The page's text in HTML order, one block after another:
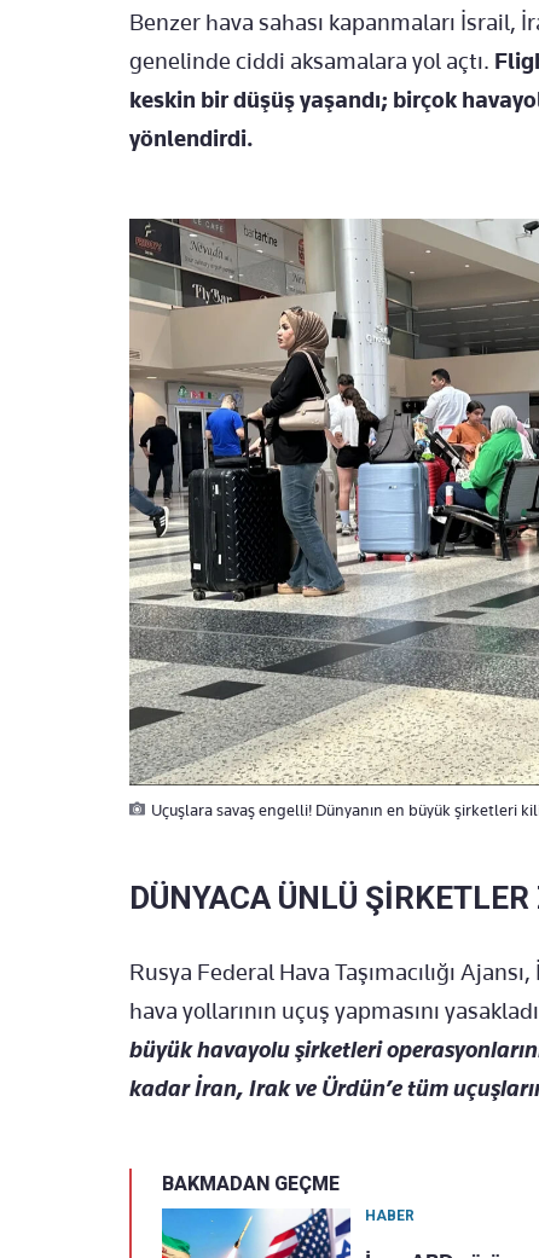
Benzer hava sahası kapanmaları İsrail,
genelinde ciddi aksamalara yol açtı.
keskin bir düşüş yaşandı; birçok
yönlendirdi.
Uçuşlara savaş engelli! Dünyanın en büyük şirketleri
DÜNYACA ÜNLÜ
Rusya Federal Hava Taşımacılığı
hava yollarının uçuş yapmasını
büyük havayolu şirketleri
kadar İran, Irak ve Ürdün’e tüm
BAKMADAN GEÇME
HABER